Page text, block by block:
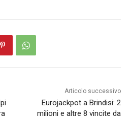
Articolo successivo
Eurojackpot a Brindisi: 2
milioni e altre 8 vincite da